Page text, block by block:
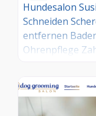
Hundesalon
Schneiden
entfernen
Ohrenpflege